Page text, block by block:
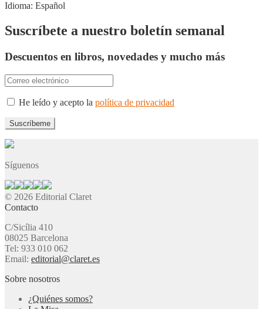
Idioma: Español
Suscríbete a nuestro boletín semanal
Descuentos en libros, novedades y mucho más
He leído y acepto la política de privacidad
Síguenos
© 2026 Editorial Claret
Contacto
C/Sicília 410
08025 Barcelona
Tel: 933 010 062
Email: editorial@claret.es
Sobre nosotros
¿Quiénes somos?